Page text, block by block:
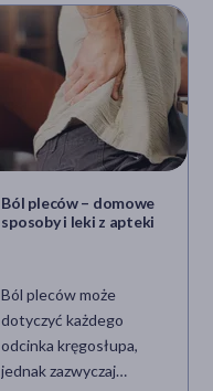
Ból pleców – domowe
sposoby i leki z apteki
Ból pleców może
dotyczyć każdego
odcinka kręgosłupa,
jednak zazwyczaj